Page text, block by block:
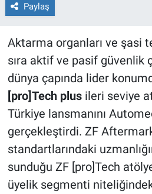
Paylaş
Aktarma organları ve şasi
sıra aktif ve pasif güvenlik
dünya çapında lider
[pro]Tech plusileri seviye
Türkiye lansmanını
gerçekleştirdi. ZF
standartlarındaki
sunduğu ZF [pro]Tech
üyelik segmenti